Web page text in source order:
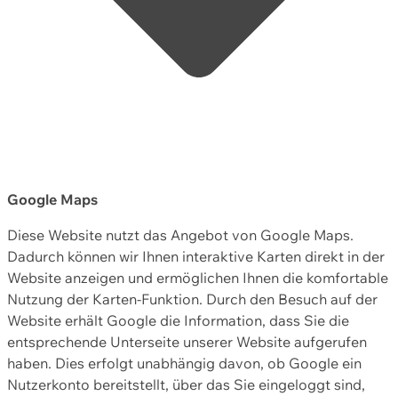
Google Maps
Diese Website nutzt das Angebot von Google Maps.
Dadurch können wir Ihnen interaktive Karten direkt in der
Website anzeigen und ermöglichen Ihnen die komfortable
Nutzung der Karten-Funktion. Durch den Besuch auf der
Website erhält Google die Information, dass Sie die
entsprechende Unterseite unserer Website aufgerufen
haben. Dies erfolgt unabhängig davon, ob Google ein
Nutzerkonto bereitstellt, über das Sie eingeloggt sind,